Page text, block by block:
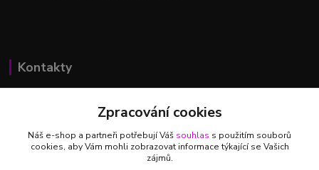
Kontakty
+420 733 751 266
retrodshop@seznam.cz
Zpracování cookies
Náš e-shop a partneři potřebují Váš souhlas s použitím souborů
cookies, aby Vám mohli zobrazovat informace týkající se Vašich
zájmů.